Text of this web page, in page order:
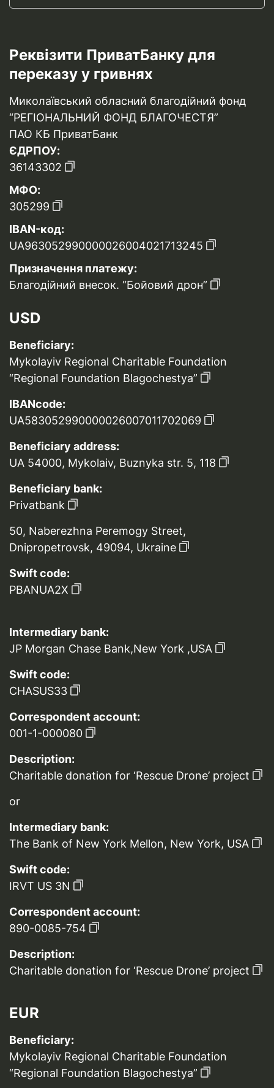
Реквізити ПриватБанку для
переказу у гривнях
Миколаївський обласний благодійний фонд
“РЕГІОНАЛЬНИЙ ФОНД БЛАГОЧЕСТЯ”
ПАО КБ ПриватБанк
ЄДРПОУ:
36143302
МФО:
305299
IBAN-код:
UA963052990000026004021713245
Призначення платежу:
Благодійний внесок. “Бойовий дрон”
USD
Beneficiary:
Mykolayiv Regional Charitable Foundation
“Regional Foundation Blagochestya”
IBANcode:
UA583052990000026007011702069
Beneficiary address:
UA 54000, Mykolaiv, Buznyka str. 5, 118
Beneficiary bank:
Privatbank
50, Naberezhna Peremogy Street,
Dnipropetrovsk, 49094, Ukraine
Swift code:
PBANUA2X
Intermediary bank:
JP Morgan Chase Bank,New York ,USA
Swift code:
CHASUS33
Correspondent account:
001-1-000080
Description:
Charitable donation for ‘Rescue Drone’ project
or
Intermediary bank:
The Bank of New York Mellon, New York, USA
Swift code:
IRVT US 3N
Correspondent account:
890-0085-754
Description:
Charitable donation for ‘Rescue Drone’ project
EUR
Beneficiary:
Mykolayiv Regional Charitable Foundation
“Regional Foundation Blagochestya”